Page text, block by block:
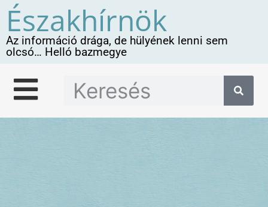
Északhírnök
Az információ drága, de hülyének lenni sem
olcsó… Helló bazmegye